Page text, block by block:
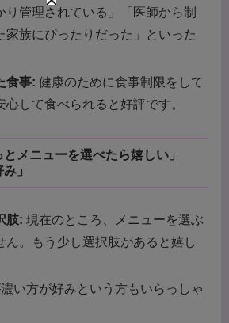
り管理されている」「医師から制
家族にぴったりだった」といった
食事: 健康のために食事制限をして
心して食べられると好評です。
とメニューを選べたら嬉しい」
」
肢: 現在のところ、メニューを選ぶ
ん。もう少し選択肢があると嬉し
い方が好みという方もいらっしゃ